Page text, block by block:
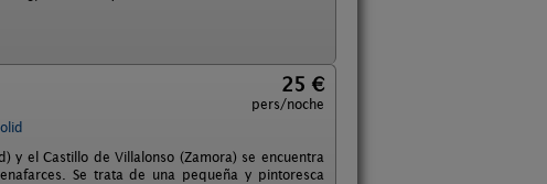
25 €
pers/noche
y el Castillo de Villalonso (Zamora) se encuentra
Se trata de una pequeña y pintoresca